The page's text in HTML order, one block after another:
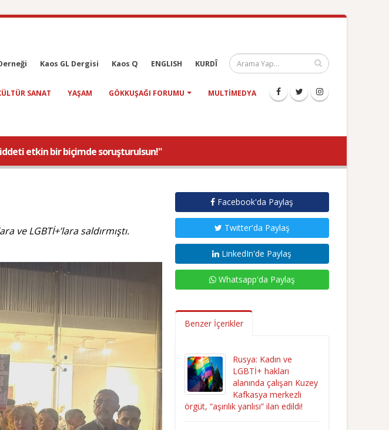
Kaos GL Dergisi Kaos Q ENGLISH KURDÎ
SANAT YAŞAM GÖKKUŞAĞI FORUMU MULTIMEDYA
etkin bir biçimde soruşturulsun!"
ve LGBTİ+’lara saldırmıştı.
Facebook'da Paylaş
Twitter'da Paylaş
LinkedIn'de Paylaş
Whatsapp'da Paylaş
Benzer İçerikler
Rusya: Kadın ve
LGBTİ+ hakları
alanında çalışan Kuzey
Kafkasya merkezli
örgüt, “aşırılık yanlısı” ilan edildi!